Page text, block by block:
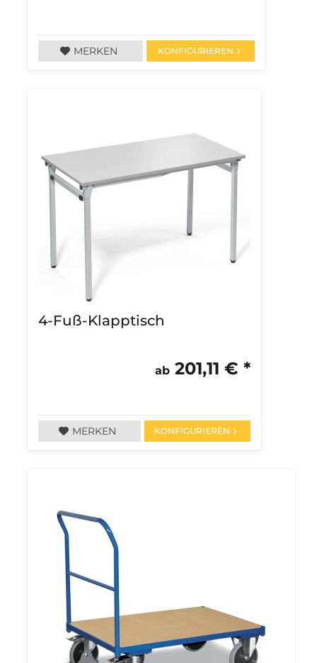
MERKEN KONFIGURIEREN
4-Fuß-Klapptisch
ab201,11 € *
MERKEN KONFIGURIEREN